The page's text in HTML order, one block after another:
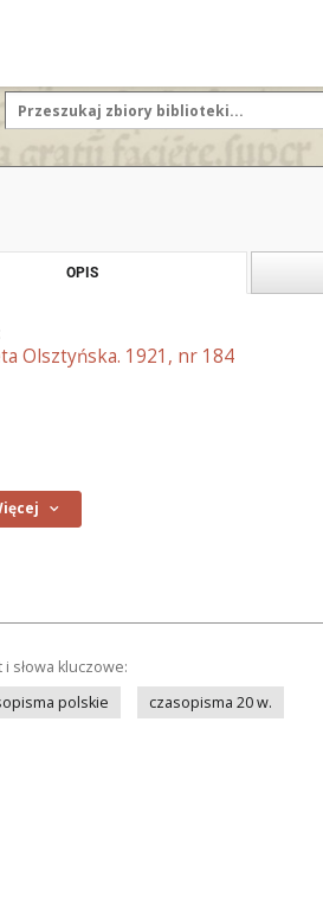
OPIS
Olsztyńska. 1921, nr 184
i słowa kluczowe:
polskie
czasopisma 20 w.